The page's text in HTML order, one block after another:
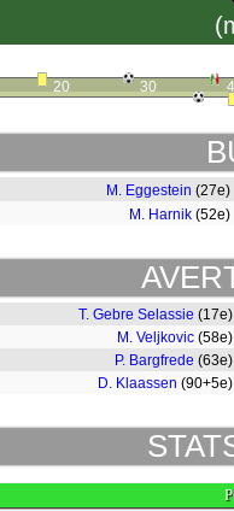
20 30
M. Eggestein (27e)
M. Harnik (52e)
T. Gebre Selassie (17e)
M. Veljkovic (58e)
P. Bargfrede (63e)
D. Klaassen (90+5e)